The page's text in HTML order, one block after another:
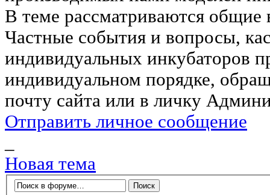
В теме рассматриваются
Частные события и вопросы,
индивидуальных инкубаторов
индивидуальном порядке,
почту сайта или в личку
Отправить личное сообщение
Новая тема